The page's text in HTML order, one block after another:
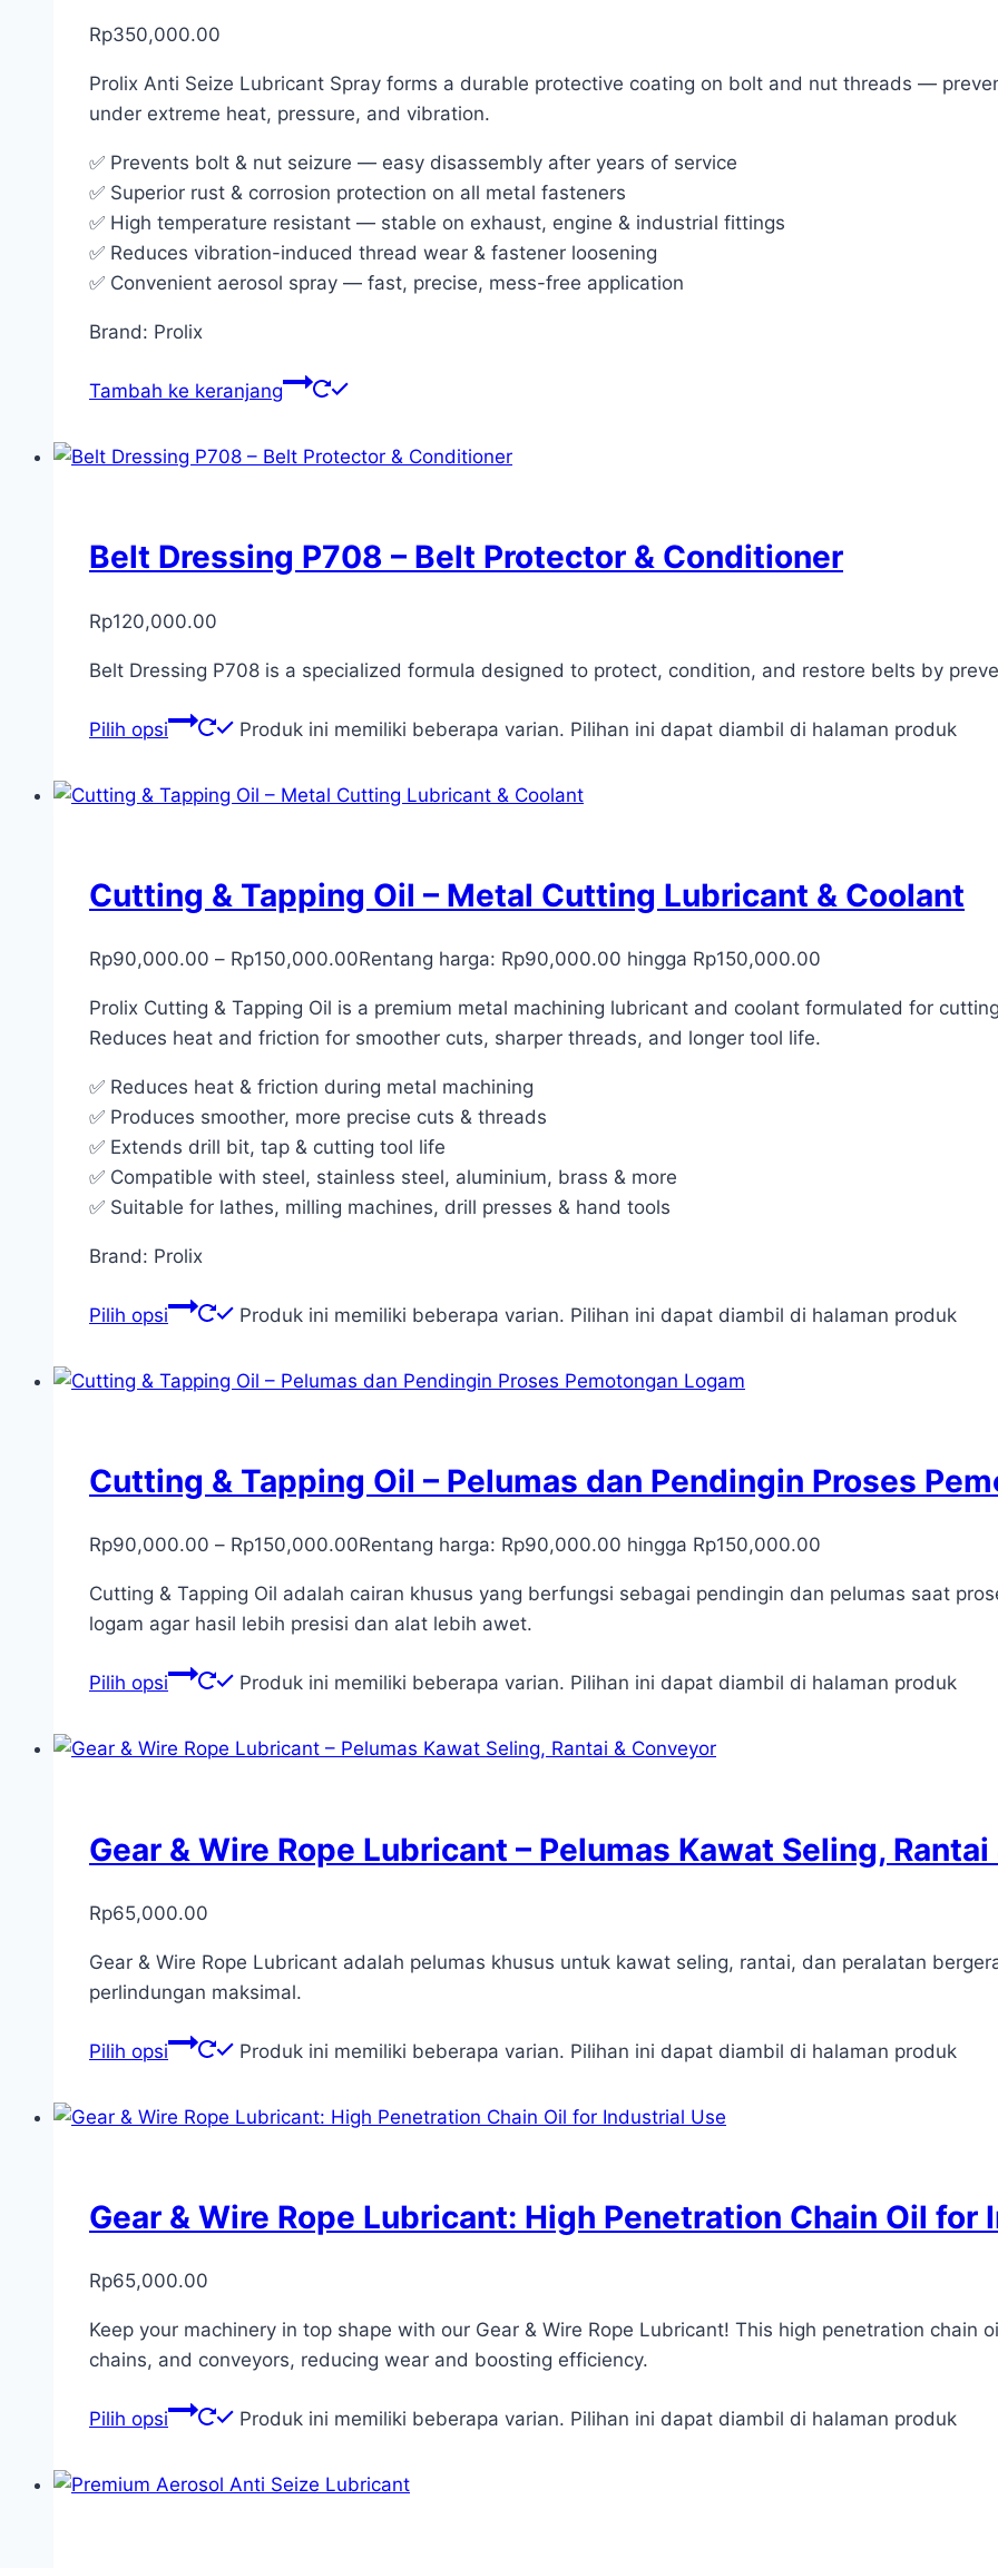
Rp350,000.00
Prolix Anti Seize Lubricant Spray forms a durable protective coating on bolt and nut threads —
under extreme heat, pressure, and vibration.
✅ Prevents bolt & nut seizure — easy disassembly after years of service
✅ Superior rust & corrosion protection on all metal fasteners
✅ High temperature resistant — stable on exhaust, engine & industrial fittings
✅ Reduces vibration-induced thread wear & fastener loosening
✅ Convenient aerosol spray — fast, precise, mess-free application
Brand: Prolix
Tambah ke keranjang
Belt Dressing P708 – Belt Protector & Conditioner
Rp120,000.00
Belt Dressing P708 is a specialized formula designed to protect, condition, and restore belts by
Pilih opsi Produk ini memiliki beberapa varian. Pilihan ini dapat diambil di halaman produk
Cutting & Tapping Oil – Metal Cutting Lubricant & Coolant
Rp90,000.00 – Rp150,000.00Rentang harga: Rp90,000.00 hingga Rp150,000.00
Prolix Cutting & Tapping Oil is a premium metal machining lubricant and coolant formulated for
Reduces heat and friction for smoother cuts, sharper threads, and longer tool life.
✅ Reduces heat & friction during metal machining
✅ Produces smoother, more precise cuts & threads
✅ Extends drill bit, tap & cutting tool life
✅ Compatible with steel, stainless steel, aluminium, brass & more
✅ Suitable for lathes, milling machines, drill presses & hand tools
Brand: Prolix
Pilih opsi Produk ini memiliki beberapa varian. Pilihan ini dapat diambil di halaman produk
Cutting & Tapping Oil – Pelumas dan Pendingin Proses
Rp90,000.00 – Rp150,000.00Rentang harga: Rp90,000.00 hingga Rp150,000.00
Cutting & Tapping Oil adalah cairan khusus yang berfungsi sebagai pendingin dan pelumas saat
logam agar hasil lebih presisi dan alat lebih awet.
Pilih opsi Produk ini memiliki beberapa varian. Pilihan ini dapat diambil di halaman produk
Gear & Wire Rope Lubricant – Pelumas Kawat Seling,
Rp65,000.00
Gear & Wire Rope Lubricant adalah pelumas khusus untuk kawat seling, rantai, dan peralatan
perlindungan maksimal.
Pilih opsi Produk ini memiliki beberapa varian. Pilihan ini dapat diambil di halaman produk
Gear & Wire Rope Lubricant: High Penetration Chain Oil for
Rp65,000.00
Keep your machinery in top shape with our Gear & Wire Rope Lubricant! This high penetration chain
chains, and conveyors, reducing wear and boosting efficiency.
Pilih opsi Produk ini memiliki beberapa varian. Pilihan ini dapat diambil di halaman produk